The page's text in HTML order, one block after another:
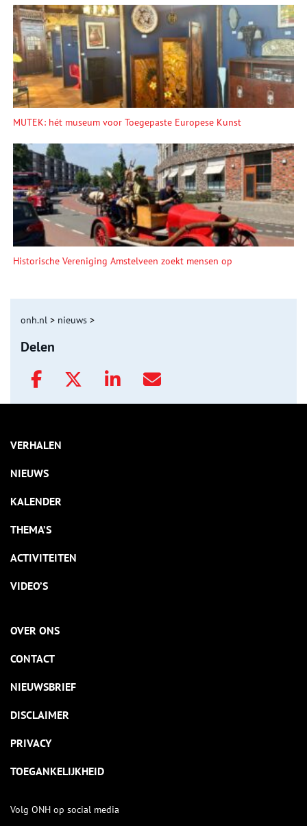
MUTEK: hét museum voor Toegepaste Europese Kunst
Historische Vereniging Amstelveen zoekt mensen op
onh.nl > nieuws >
Delen
VERHALEN
NIEUWS
KALENDER
THEMA’S
ACTIVITEITEN
VIDEO’S
OVER ONS
CONTACT
NIEUWSBRIEF
DISCLAIMER
PRIVACY
TOEGANKELIJKHEID
Volg ONH op social media